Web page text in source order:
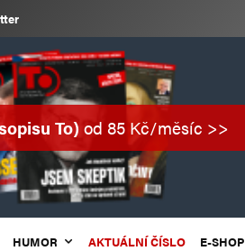
To)od 85 Kč/měsíc >>
HUMOR AKTUÁLNÍ ČÍSLO E-SHOP